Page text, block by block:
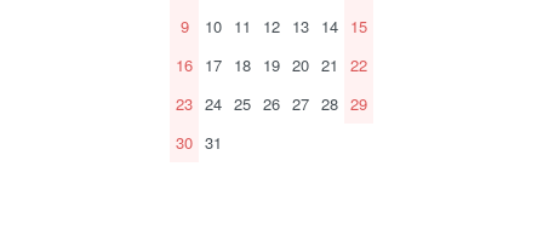
9
10 11 12 13 14 15
16 17 18 19 20 21
22
23 24 25 26 27 28 29
30 31